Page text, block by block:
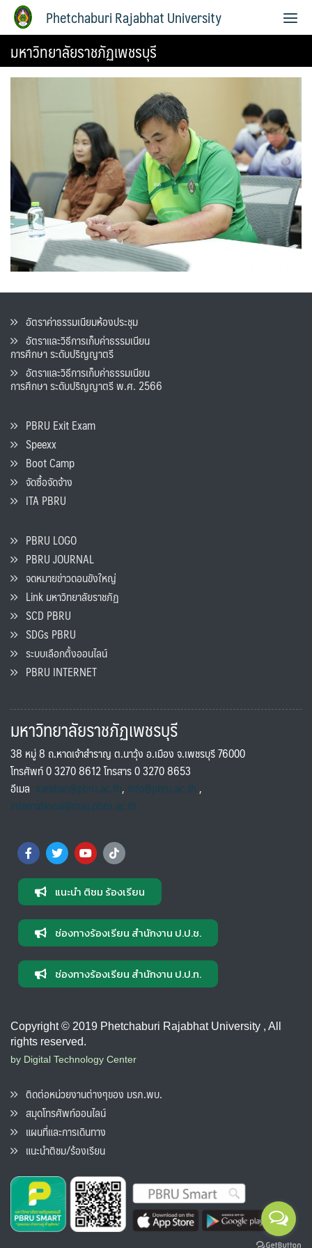
Phetchaburi Rajabhat University
มหาวิทยาลัยราชภัฏเพชรบุรี
อัตราค่าธรรมเนียมห้องประชุม
อัตราและวิธีการเก็บค่าธรรมเนียน
การศึกษา ระดับปริญญาตรี
อัตราและวิธีการเก็บค่าธรรมเนียน
การศึกษา ระดับปริญญาตรี พ.ศ. 2566
PBRU Exit Exam
Speexx
Boot Camp
จัดซื้อจัดจ้าง
ITA PBRU
PBRU LOGO
PBRU JOURNAL
จดหมายข่าวดอนขังใหญ่
Link มหาวิทยาลัยราชภัฏ
SCD PBRU
SDGs PBRU
ระบบเลือกตั้งออนไลน์
PBRU INTERNET
มหาวิทยาลัยราชภัฏเพชรบุรี
38 หมู่ 8 ถ.หาดเจ้าสำราญ ต.นาวุ้ง อ.เมือง จ.เพชรบุรี 76000
โทรศัพท์ 0 3270 8612 โทรสาร 0 3270 8653
อีเมล saraban@pbru.ac.th, info@pbru.ac.th,
international@mail.pbru.ac.th
แนะนำ ติชม ร้องเรียน
ช่องทางร้องเรียน สำนักงาน ป.ป.ช.
ช่องทางร้องเรียน สำนักงาน ป.ป.ท.
Copyright © 2019 Phetchaburi Rajabhat University , All
rights reserved.
by Digital Technology Center
ติดต่อหน่วยงานต่างๆของ มรภ.พบ.
สมุดโทรศัพท์ออนไลน์
แผนที่และการเดินทาง
แนะนำติชม/ร้องเรียน